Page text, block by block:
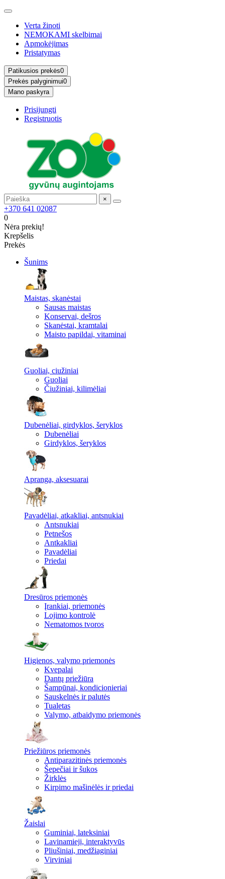
Verta žinoti
NEMOKAMI skelbimai
Apmokėjimas
Pristatymas
Patikusios prekės0
Prekės palyginimui0
Mano paskyra
Prisijungti
Registruotis
×
+370 641 02087
0
Nėra prekių!
Krepšelis
Prekės
Šunims
Maistas, skanėstai
Sausas maistas
Konservai, dešros
Skanėstai, kramtalai
Maisto papildai, vitaminai
Guoliai, ciužiniai
Guoliai
Čiužiniai, kilimėliai
Dubenėliai, girdyklos, šeryklos
Dubenėliai
Girdyklos, šeryklos
Apranga, aksesuarai
Pavadėliai, atkakliai, antsnukiai
Antsnukiai
Petnešos
Antkakliai
Pavadėliai
Priedai
Dresūros priemonės
Įrankiai, priemonės
Lojimo kontrolė
Nematomos tvoros
Higienos, valymo priemonės
Kvepalai
Dantų priežiūra
Šampūnai, kondicionieriai
Sauskelnės ir palutės
Tualetas
Valymo, atbaidymo priemonės
Priežiūros priemonės
Antiparazitinės priemonės
Šepečiai ir šukos
Žirklės
Kirpimo mašinėlės ir priedai
Žaislai
Guminiai, lateksiniai
Lavinamieji, interaktyvūs
Pliušiniai, medžiaginiai
Virviniai